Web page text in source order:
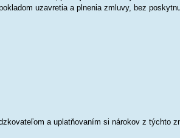
uzavretia a plnenia zmluvy, bez
a uplatňovaním si nárokov z týchto